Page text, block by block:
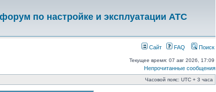
по настройке и эксплуатации АТС
Сайт FAQ Поиск
Текущее время: 07 авг 2026, 17:09
Непрочитанные сообщения
Часовой пояс: UTC + 3 часа